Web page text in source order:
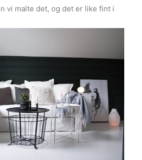
vi malte det, og det er like fint i